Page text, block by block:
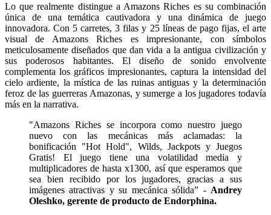
Lo que realmente distingue a Amazons Riches es su combinación
única de una temática cautivadora y una dinámica de juego
innovadora. Con 5 carretes, 3 filas y 25 líneas de pago fijas, el arte
visual de Amazons Riches es impresionante, con símbolos
meticulosamente diseñados que dan vida a la antigua civilización y
sus poderosos habitantes. El diseño de sonido envolvente
complementa los gráficos impresionantes, captura la intensidad del
cielo ardiente, la mística de las ruinas antiguas y la determinación
feroz de las guerreras Amazonas, y sumerge a los jugadores todavía
más en la narrativa.
"Amazons Riches se incorpora como nuestro juego
nuevo con las mecánicas más aclamadas: la
bonificación "Hot Hold", Wilds, Jackpots y Juegos
Gratis! El juego tiene una volatilidad media y
multiplicadores de hasta x1300, así que esperamos que
sea bien recibido por los jugadores, gracias a sus
imágenes atractivas y su mecánica sólida” - Andrey
Oleshko, gerente de producto de Endorphina.